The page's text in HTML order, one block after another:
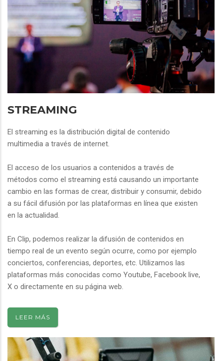
STREAMING
El streaming es la distribución digital de contenido
multimedia a través de internet.
El acceso de los usuarios a contenidos a través de
métodos como el streaming está causando un importante
cambio en las formas de crear, distribuir y consumir, debido
a su fácil difusión por las plataformas en línea que existen
en la actualidad.
En Clip, podemos realizar la difusión de contenidos en
tiempo real de un evento según ocurre, como por ejemplo
conciertos, conferencias, deportes, etc. Utilizamos las
plataformas más conocidas como Youtube, Facebook live,
X o directamente en su página web.
LEER MÁS